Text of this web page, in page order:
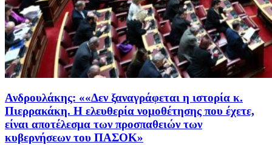
Ανδρουλάκης: ««Δεν ξαναγράφεται η ιστορία κ.
Πιερρακάκη. Η ελευθερία νομοθέτησης που έχετε,
είναι αποτέλεσμα των προσπαθειών των
κυβερνήσεων του ΠΑΣΟΚ»